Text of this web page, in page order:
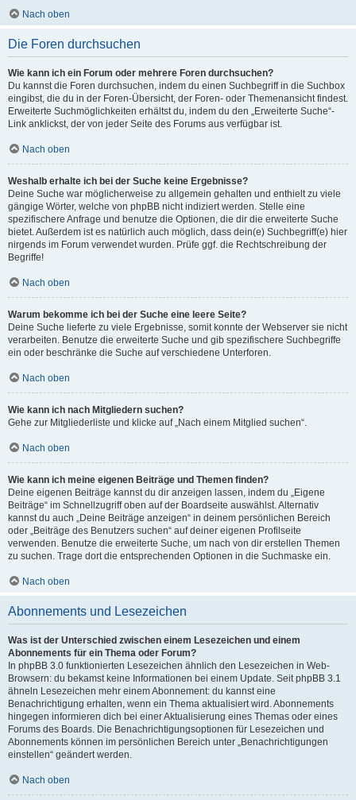
Nach oben
Die Foren durchsuchen
Wie kann ich ein Forum oder mehrere Foren durchsuchen?
Du kannst die Foren durchsuchen, indem du einen Suchbegriff in die Suchbox
eingibst, die du in der Foren-Übersicht, der Foren- oder Themenansicht findest.
Erweiterte Suchmöglichkeiten erhältst du, indem du den „Erweiterte Suche“-
Link anklickst, der von jeder Seite des Forums aus verfügbar ist.
Nach oben
Weshalb erhalte ich bei der Suche keine Ergebnisse?
Deine Suche war möglicherweise zu allgemein gehalten und enthielt zu viele
gängige Wörter, welche von phpBB nicht indiziert werden. Stelle eine
spezifischere Anfrage und benutze die Optionen, die dir die erweiterte Suche
bietet. Außerdem ist es natürlich auch möglich, dass dein(e) Suchbegriff(e) hier
nirgends im Forum verwendet wurden. Prüfe ggf. die Rechtschreibung der
Begriffe!
Nach oben
Warum bekomme ich bei der Suche eine leere Seite?
Deine Suche lieferte zu viele Ergebnisse, somit konnte der Webserver sie nicht
verarbeiten. Benutze die erweiterte Suche und gib spezifischere Suchbegriffe
ein oder beschränke die Suche auf verschiedene Unterforen.
Nach oben
Wie kann ich nach Mitgliedern suchen?
Gehe zur Mitgliederliste und klicke auf „Nach einem Mitglied suchen“.
Nach oben
Wie kann ich meine eigenen Beiträge und Themen finden?
Deine eigenen Beiträge kannst du dir anzeigen lassen, indem du „Eigene
Beiträge“ im Schnellzugriff oben auf der Boardseite auswählst. Alternativ
kannst du auch „Deine Beiträge anzeigen“ in deinem persönlichen Bereich
oder „Beiträge des Benutzers suchen“ auf deiner eigenen Profilseite
verwenden. Benutze die erweiterte Suche, um nach von dir erstellen Themen
zu suchen. Trage dort die entsprechenden Optionen in die Suchmaske ein.
Nach oben
Abonnements und Lesezeichen
Was ist der Unterschied zwischen einem Lesezeichen und einem
Abonnements für ein Thema oder Forum?
In phpBB 3.0 funktionierten Lesezeichen ähnlich den Lesezeichen in Web-
Browsern: du bekamst keine Informationen bei einem Update. Seit phpBB 3.1
ähneln Lesezeichen mehr einem Abonnement: du kannst eine
Benachrichtigung erhalten, wenn ein Thema aktualisiert wird. Abonnements
hingegen informieren dich bei einer Aktualisierung eines Themas oder eines
Forums des Boards. Die Benachrichtigungsoptionen für Lesezeichen und
Abonnements können im persönlichen Bereich unter „Benachrichtigungen
einstellen“ geändert werden.
Nach oben